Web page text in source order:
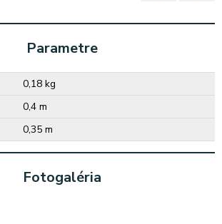
Parametre
0,18 kg
0,4 m
0,35 m
Fotogaléria